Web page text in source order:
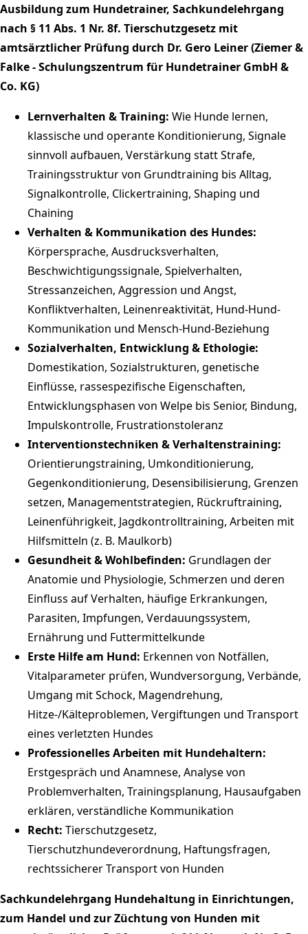
Ausbildung zum Hundetrainer, Sachkundelehrgang
nach § 11 Abs. 1 Nr. 8f. Tierschutzgesetz mit
amtsärztlicher Prüfung durch Dr. Gero Leiner (Ziemer &
Falke - Schulungszentrum für Hundetrainer GmbH &
Co. KG)
Lernverhalten & Training: Wie Hunde lernen,
klassische und operante Konditionierung, Signale
sinnvoll aufbauen, Verstärkung statt Strafe,
Trainingsstruktur von Grundtraining bis Alltag,
Signalkontrolle, Clickertraining, Shaping und
Chaining
Verhalten & Kommunikation des Hundes:
Körpersprache, Ausdrucksverhalten,
Beschwichtigungssignale, Spielverhalten,
Stressanzeichen, Aggression und Angst,
Konfliktverhalten, Leinenreaktivität, Hund-Hund-
Kommunikation und Mensch-Hund-Beziehung
Sozialverhalten, Entwicklung & Ethologie:
Domestikation, Sozialstrukturen, genetische
Einflüsse, rassespezifische Eigenschaften,
Entwicklungsphasen von Welpe bis Senior, Bindung,
Impulskontrolle, Frustrationstoleranz
Interventionstechniken & Verhaltenstraining:
Orientierungstraining, Umkonditionierung,
Gegenkonditionierung, Desensibilisierung, Grenzen
setzen, Managementstrategien, Rückruftraining,
Leinenführigkeit, Jagdkontrolltraining, Arbeiten mit
Hilfsmitteln (z. B. Maulkorb)
Gesundheit & Wohlbefinden: Grundlagen der
Anatomie und Physiologie, Schmerzen und deren
Einfluss auf Verhalten, häufige Erkrankungen,
Parasiten, Impfungen, Verdauungssystem,
Ernährung und Futtermittelkunde
Erste Hilfe am Hund: Erkennen von Notfällen,
Vitalparameter prüfen, Wundversorgung, Verbände,
Umgang mit Schock, Magendrehung,
Hitze-/Kälteproblemen, Vergiftungen und Transport
eines verletzten Hundes
Professionelles Arbeiten mit Hundehaltern:
Erstgespräch und Anamnese, Analyse von
Problemverhalten, Trainingsplanung, Hausaufgaben
erklären, verständliche Kommunikation
Recht: Tierschutzgesetz,
Tierschutzhundeverordnung, Haftungsfragen,
rechtssicherer Transport von Hunden
Sachkundelehrgang Hundehaltung in Einrichtungen,
zum Handel und zur Züchtung von Hunden mit